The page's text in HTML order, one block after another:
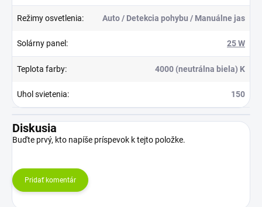
Režimy osvetlenia: Auto / Detekcia pohybu / Manuálne jas
Solárny panel : 25 W
Teplota farby: 4000 (neutrálna biela) K
Uhol svietenia: 150
Diskusia
Buďte prvý, kto napíše príspevok k tejto položke.
Pridať komentár